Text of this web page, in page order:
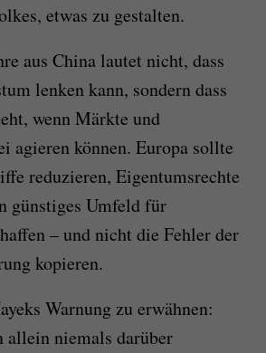
etwas zu gestalten.
aus China lautet nicht, dass
lenken kann, sondern dass
wenn Märkte und
agieren können. Europa sollte
reduzieren, Eigentumsrechte
günstiges Umfeld für
– und nicht die Fehler der
kopieren.
Warnung zu erwähnen:
allein niemals darüber